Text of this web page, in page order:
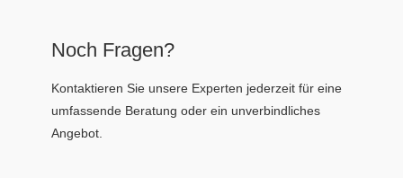
Noch Fragen?
Kontaktieren Sie unsere Experten jederzeit für eine
umfassende Beratung oder ein unverbindliches
Angebot.